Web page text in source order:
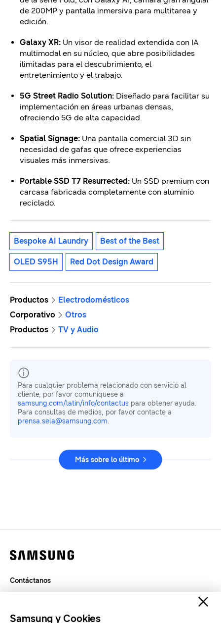
de 200MP y pantalla inmersiva para multitarea y
edición.
Galaxy XR: Un visor de realidad extendida con IA
multimodal en su núcleo, que abre posibilidades
ilimitadas para el descubrimiento, el
entretenimiento y el trabajo.
5G Street Radio Solution: Diseñado para facilitar su
implementación en áreas urbanas densas,
ofreciendo 5G de alta capacidad.
Spatial Signage: Una pantalla comercial 3D sin
necesidad de gafas que ofrece experiencias
visuales más inmersivas.
Portable SSD T7 Resurrected: Un SSD premium con
carcasa fabricada completamente con aluminio
reciclado.
Bespoke AI Laundry Best of the Best
OLED S95H Red Dot Design Award
Productos
Electrodomésticos
Corporativo
Otros
Productos
TV y Audio
Para cualquier problema relacionado con servicio al
cliente, por favor comuníquese a
samsung.com/latin/info/contactus para obtener ayuda.
Para consultas de medios, por favor contacte a
prensa.sela@samsung.com.
Más sobre lo último
Contáctanos
Samsung y Cookies